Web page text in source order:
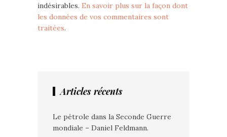
indésirables. En savoir plus sur la façon dont
les données de vos commentaires sont
traitées.
Articles récents
Le pétrole dans la Seconde Guerre
mondiale – Daniel Feldmann.